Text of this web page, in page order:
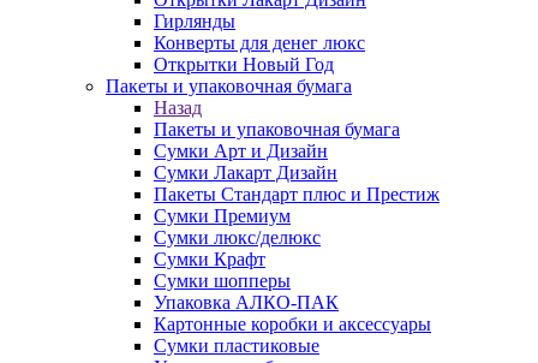
Гирлянды
Конверты для денег люкс
Открытки Новый Год
Пакеты и упаковочная бумага
Назад
Пакеты и упаковочная бумага
Сумки Арт и Дизайн
Сумки Лакарт Дизайн
Пакеты Стандарт плюс и Престиж
Сумки Премиум
Сумки люкс/делюкс
Сумки Крафт
Сумки шопперы
Упаковка АЛКО-ПАК
Картонные коробки и аксессуары
Сумки пластиковые